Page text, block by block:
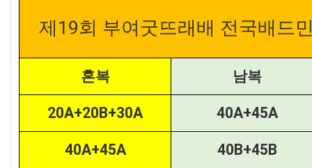
제19회 부여굿뜨래배 전국배드
혼복 남복
20A+20B+30A 40A+45A
40A+45A 40B+45B